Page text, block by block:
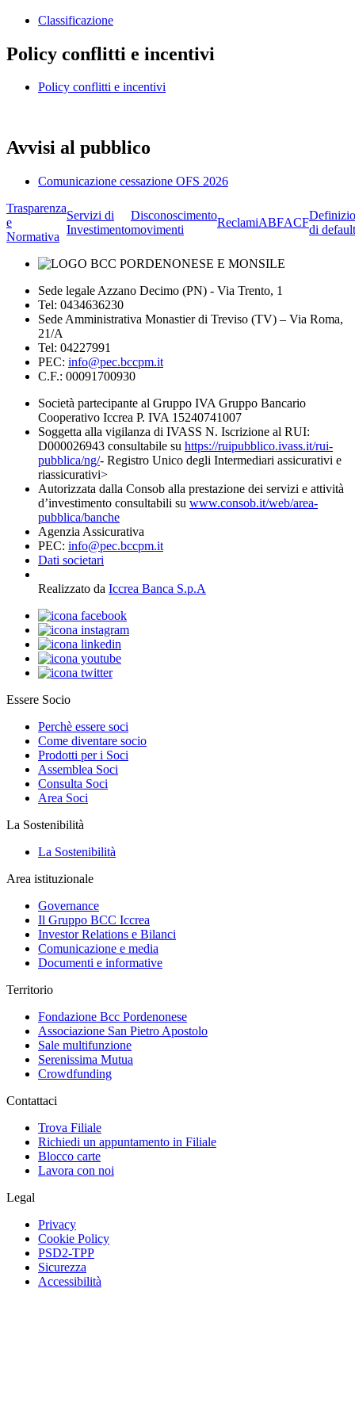
Classificazione
Policy conflitti e incentivi
Policy conflitti e incentivi
Avvisi al pubblico
Comunicazione cessazione OFS 2026
Trasparenza
e
Normativa
Servizi di
Investimento
Disconoscimento
movimenti
ReclamiABFACF
di default
Sede legale Azzano Decimo (PN) - Via Trento, 1
Tel: 0434636230
Sede Amministrativa Monastier di Treviso (TV) – Via Roma,
21/A
Tel: 04227991
PEC: info@pec.bccpm.it
C.F.: 00091700930
Società partecipante al Gruppo IVA Gruppo Bancario
Cooperativo Iccrea P. IVA 15240741007
Soggetta alla vigilanza di IVASS N. Iscrizione al RUI:
D000026943 consultabile su https://ruipubblico.ivass.it/rui-
pubblica/ng/- Registro Unico degli Intermediari assicurativi e
riassicurativi>
Autorizzata dalla Consob alla prestazione dei servizi e attività
d’investimento consultabili su www.consob.it/web/area-
pubblica/banche
Agenzia Assicurativa
PEC: info@pec.bccpm.it
Dati societari
Realizzato da Iccrea Banca S.p.A
Essere Socio
Perchè essere soci
Come diventare socio
Prodotti per i Soci
Assemblea Soci
Consulta Soci
Area Soci
La Sostenibilità
La Sostenibilità
Area istituzionale
Governance
Il Gruppo BCC Iccrea
Investor Relations e Bilanci
Comunicazione e media
Documenti e informative
Territorio
Fondazione Bcc Pordenonese
Associazione San Pietro Apostolo
Sale multifunzione
Serenissima Mutua
Crowdfunding
Contattaci
Trova Filiale
Richiedi un appuntamento in Filiale
Blocco carte
Lavora con noi
Legal
Privacy
Cookie Policy
PSD2-TPP
Sicurezza
Accessibilità